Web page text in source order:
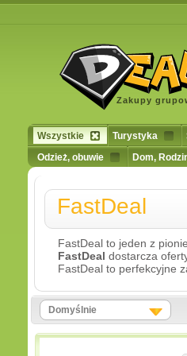
Zakupy
Wszystkie Turystyka
Odzież, obuwie
Dom,
FastDeal
FastDeal to jeden z
FastDeal dostarcza
FastDeal to perfekcyjne
Domyślnie